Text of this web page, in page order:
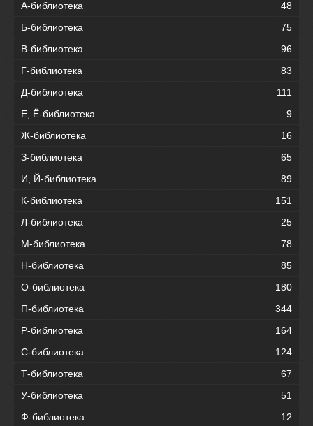
А-библиотека
48
Б-библиотека
75
В-библиотека
96
Г-библиотека
83
Д-библиотека
111
Е, Ё-библиотека
9
Ж-библиотека
16
З-библиотека
65
И, Й-библиотека
89
К-библиотека
151
Л-библиотека
25
М-библиотека
78
Н-библиотека
85
О-библиотека
180
П-библиотека
344
Р-библиотека
164
С-библиотека
124
Т-библиотека
67
У-библиотека
51
Ф-библиотека
12